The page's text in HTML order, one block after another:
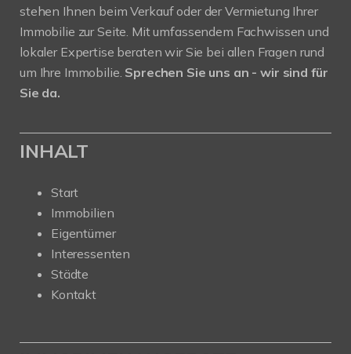
stehen Ihnen beim Verkauf oder der Vermietung Ihrer
Immobilie zur Seite. Mit umfassendem Fachwissen und
lokaler Expertise beraten wir Sie bei allen Fragen rund
um Ihre Immobilie. Sprechen Sie uns an - wir sind für
Sie da.
INHALT
Start
Immobilien
Eigentümer
Interessenten
Städte
Kontakt